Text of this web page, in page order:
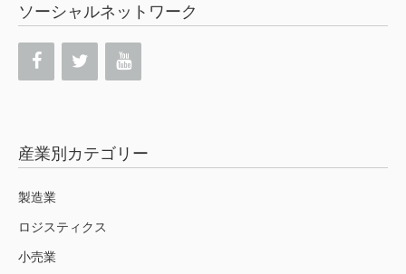
ソーシャルネットワーク
産業別カテゴリー
製造業
ロジスティクス
小売業